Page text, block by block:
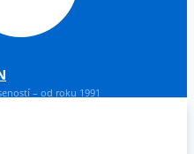
– od roku 1991